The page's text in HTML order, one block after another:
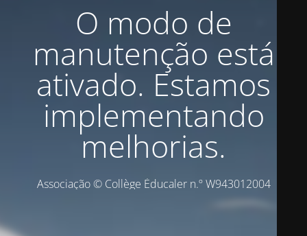
O modo de
manutenção está
ativado. Estamos
implementando
melhorias.
Associação © Collège Éducaler n.º W943012004